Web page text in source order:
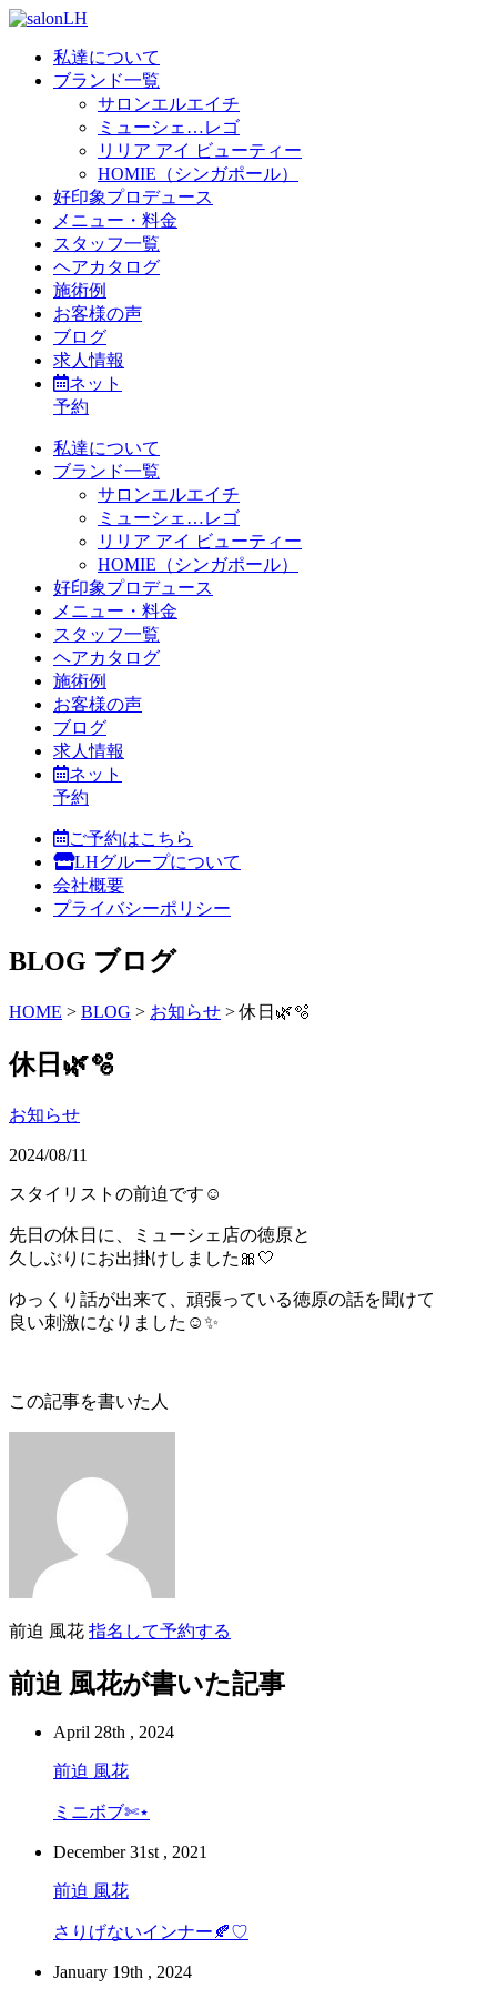
私達について
ブランド一覧
サロンエルエイチ
ミューシェ…レゴ
リリア アイ ビューティー
HOMIE（シンガポール）
好印象プロデュース
メニュー・料金
スタッフ一覧
ヘアカタログ
施術例
お客様の声
ブログ
求人情報
ネット
予約
私達について
ブランド一覧
サロンエルエイチ
ミューシェ…レゴ
リリア アイ ビューティー
HOMIE（シンガポール）
好印象プロデュース
メニュー・料金
スタッフ一覧
ヘアカタログ
施術例
お客様の声
ブログ
求人情報
ネット
予約
ご予約はこちら
LHグループについて
会社概要
プライバシーポリシー
BLOG ブログ
HOME > BLOG > お知らせ >休日🌿🫧
休日🌿🫧
お知らせ
2024/08/11
スタイリストの前迫です︎︎☺︎
先日の休日に、ミューシェ店の徳原と
久しぶりにお出掛けしました🎀🤍
ゆっくり話が出来て、頑張っている徳原の話を聞けて
良い刺激になりました☺️✨️
この記事を書いた人
前迫 風花 指名して予約する
前迫 風花が書いた記事
April 28th , 2024
前迫 風花
ミニボブ✄ ⋆
December 31st , 2021
前迫 風花
さりげないインナー🍂♡
January 19th , 2024